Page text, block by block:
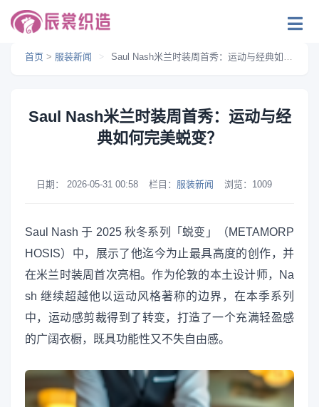
首页 > 服装新闻 > Saul Nash米兰时装周首秀：运动与经典如何完美蜕变？
Saul Nash米兰时装周首秀：运动与经
典如何完美蜕变？
日期： 2026-05-31 00:58 栏目： 服装新闻 浏览： 1009
Saul Nash 于 2025 秋冬系列「蜕变」（METAMORP
HOSIS）中，展示了他迄今为止最具高度的创作，并
在米兰时装周首次亮相。作为伦敦的本土设计师，Na
sh 继续超越他以运动风格著称的边界，在本季系列
中，运动感剪裁得到了转变，打造了一个充满轻盈感
的广阔衣橱，既具功能性又不失自由感。